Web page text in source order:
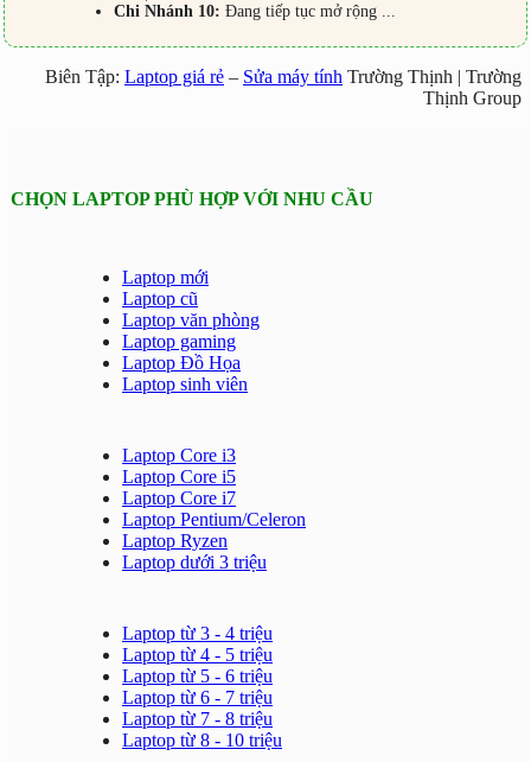
Chi Nhánh 10: Đang tiếp tục mở rộng ...
Biên Tập: Laptop giá rẻ – Sửa máy tính Trường Thịnh | Trường
Thịnh Group
CHỌN LAPTOP PHÙ HỢP VỚI NHU CẦU
Laptop mới
Laptop cũ
Laptop văn phòng
Laptop gaming
Laptop Đồ Họa
Laptop sinh viên
Laptop Core i3
Laptop Core i5
Laptop Core i7
Laptop Pentium/Celeron
Laptop Ryzen
Laptop dưới 3 triệu
Laptop từ 3 - 4 triệu
Laptop từ 4 - 5 triệu
Laptop từ 5 - 6 triệu
Laptop từ 6 - 7 triệu
Laptop từ 7 - 8 triệu
Laptop từ 8 - 10 triệu